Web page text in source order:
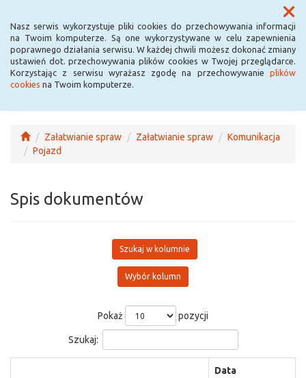
Nasz serwis wykorzystuje pliki cookies do przechowywania informacji
na Twoim komputerze. Są one wykorzystywane w celu zapewnienia
poprawnego działania serwisu. W każdej chwili możesz dokonać zmiany
ustawień dot. przechowywania plików cookies w Twojej przeglądarce.
Korzystając z serwisu wyrażasz zgodę na przechowywanie plików
cookies na Twoim komputerze.
Menu
Załatwianie spraw Załatwianie spraw
Komunikacja
Pojazd
Spis dokumentów
Szukaj w kolumnie
Wybór kolumn
Pokaż pozycji
Szukaj:
Data